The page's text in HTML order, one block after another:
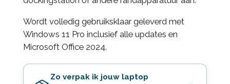
Wordt volledig gebruiksklaar geleverd met
Windows 11 Pro inclusief alle updates en
Microsoft Office 2024.
Zo verpak ik jouw laptop